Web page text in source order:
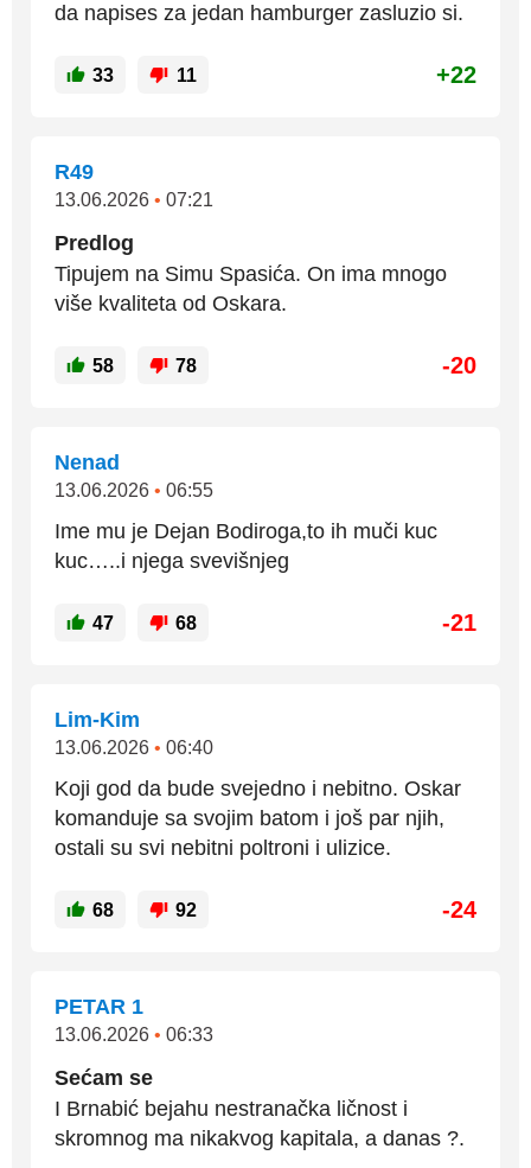
da napises za jedan hamburger zasluzio si.
33 11 +22
R49
13.06.2026 • 07:21
Predlog
Tipujem na Simu Spasića. On ima mnogo
više kvaliteta od Oskara.
58 78 -20
Nenad
13.06.2026 • 06:55
Ime mu je Dejan Bodiroga,to ih muči kuc
kuc…..i njega svevišnjeg
47 68 -21
Lim-Kim
13.06.2026 • 06:40
Koji god da bude svejedno i nebitno. Oskar
komanduje sa svojim batom i još par njih,
ostali su svi nebitni poltroni i ulizice.
68 92 -24
PETAR 1
13.06.2026 • 06:33
Sećam se
I Brnabić bejahu nestranačka ličnost i
skromnog ma nikakvog kapitala, a danas ?.